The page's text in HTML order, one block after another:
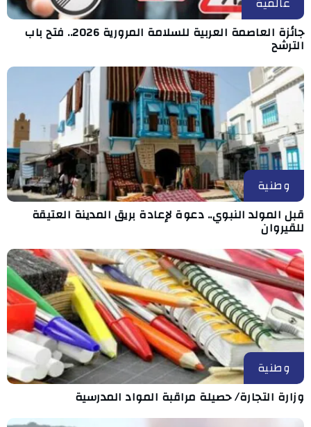
جائزة العاصمة العربية للسلامة المرورية 2026.. فتح باب
الترشح
وطنية
قبل المولد النبوي.. دعوة لإعادة بريق المدينة العتيقة
للقيروان
وطنية
وزارة التجارة/ حصيلة مراقبة المواد المدرسية